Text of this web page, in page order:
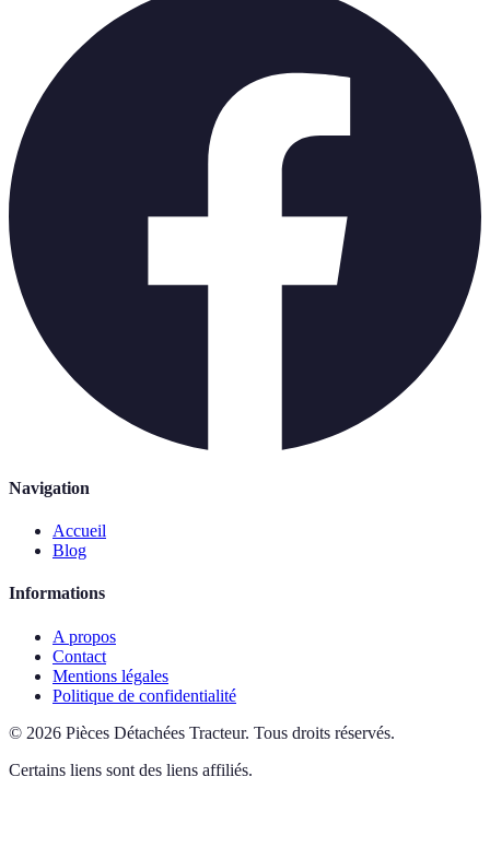
Navigation
Accueil
Blog
Informations
A propos
Contact
Mentions légales
Politique de confidentialité
© 2026 Pièces Détachées Tracteur. Tous droits réservés.
Certains liens sont des liens affiliés.